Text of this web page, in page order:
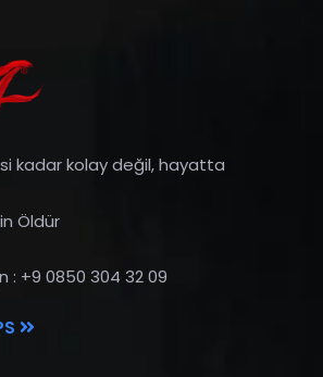
kadar kolay değil, hayatta
Öldür
: +9 0850 304 32 09